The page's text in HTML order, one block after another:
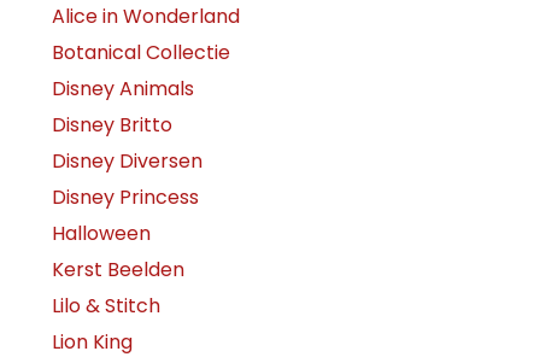
Alice in Wonderland
Botanical Collectie
Disney Animals
Disney Britto
Disney Diversen
Disney Princess
Halloween
Kerst Beelden
Lilo & Stitch
Lion King